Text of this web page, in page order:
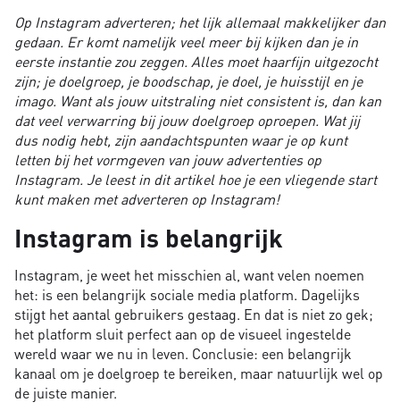
Op Instagram adverteren; het lijk allemaal makkelijker dan
gedaan. Er komt namelijk veel meer bij kijken dan je in
eerste instantie zou zeggen. Alles moet haarfijn uitgezocht
zijn; je doelgroep, je boodschap, je doel, je huisstijl en je
imago. Want als jouw uitstraling niet consistent is, dan kan
dat veel verwarring bij jouw doelgroep oproepen. Wat jij
dus nodig hebt, zijn aandachtspunten waar je op kunt
letten bij het vormgeven van jouw advertenties op
Instagram. Je leest in dit artikel hoe je een vliegende start
kunt maken met adverteren op Instagram!
Instagram is belangrijk
Instagram, je weet het misschien al, want velen noemen
het: is een belangrijk sociale media platform. Dagelijks
stijgt het aantal gebruikers gestaag. En dat is niet zo gek;
het platform sluit perfect aan op de visueel ingestelde
wereld waar we nu in leven. Conclusie: een belangrijk
kanaal om je doelgroep te bereiken, maar natuurlijk wel op
de juiste manier.